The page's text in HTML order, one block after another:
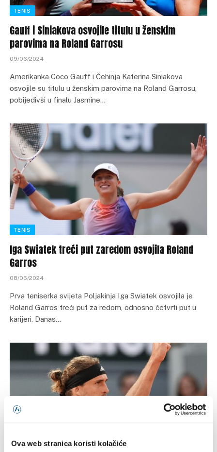
Ova web stranica koristi kolačiće
TENIS
Gauff i Siniakova osvojile titulu u ženskim
parovima na Roland Garrosu
09/06/2024
Amerikanka Coco Gauff i Čehinja Katerina Siniakova
osvojile su titulu u ženskim parovima na Roland Garrosu,
pobijedivši u finalu Jasmine…
TENIS
Iga Swiatek treći put zaredom osvojila Roland
Garros
08/06/2024
Prva teniserka svijeta Poljakinja Iga Swiatek osvojila je
Roland Garros treći put za redom, odnosno četvrti put u
karijeri. Danas…